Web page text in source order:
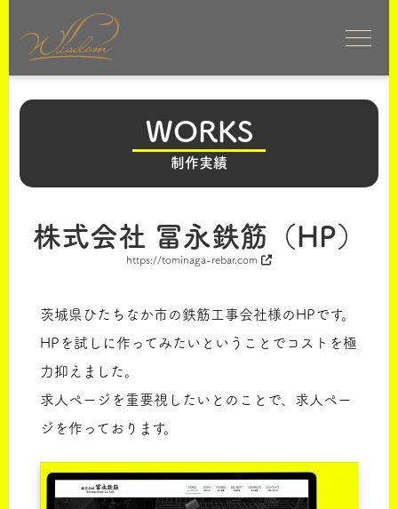
WORKS
制作実績
株式会社 冨永鉄筋（HP）
https://tominaga-rebar.com
茨城県ひたちなか市の鉄筋工事会社様のHPです。
HPを試しに作ってみたいということでコストを極
力抑えました。
求人ページを重要視したいとのことで、求人ペー
ジを作っております。